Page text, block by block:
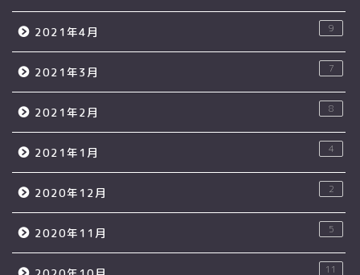
2021年4月 9
2021年3月 7
2021年2月 8
2021年1月 4
2020年12月 2
2020年11月 5
11